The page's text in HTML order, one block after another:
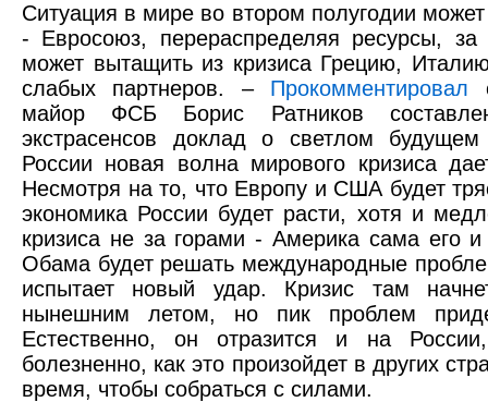
Ситуация в мире во втором полугодии может
- Евросоюз, перераспределяя ресурсы, за
может вытащить из кризиса Грецию,
слабых партнеров. – Прокомментировал
майор ФСБ Борис Ратников
экстрасенсов доклад о светлом
России новая волна мирового кризиса
Несмотря на то, что Европу и США будет
экономика России будет расти, хотя и
кризиса не за горами - Америка сама его и
Обама будет решать международные
испытает новый удар. Кризис там
нынешним летом, но пик проблем
Естественно, он отразится и на
болезненно, как это произойдет в других
время, чтобы собраться с силами.